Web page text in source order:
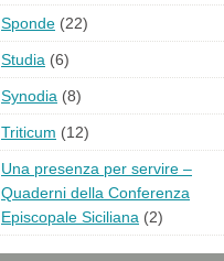
Sponde (22)
Studia (6)
Synodia (8)
Triticum (12)
Una presenza per servire –
Quaderni della Conferenza
Episcopale Siciliana (2)